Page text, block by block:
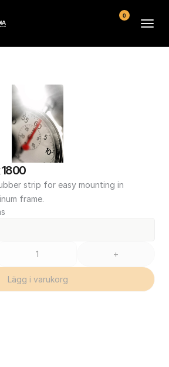
1800
strip for easy mounting in
frame.
+
Lägg i varukorg
Kontakt
Köpvillkor
0